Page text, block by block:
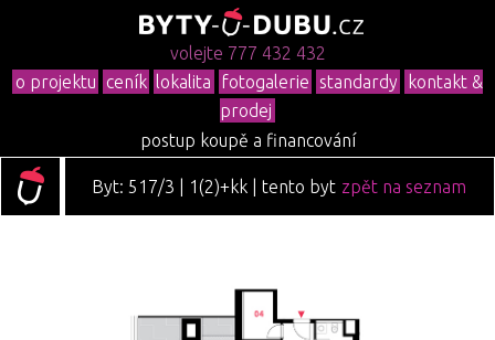
volejte 777 432 432
o projektu ceník lokalita fotogalerie standardy
kontakt &
prodej
postup koupě a financování
zpět na seznam
Byt: 517/3 | 1(2)+kk | tento byt